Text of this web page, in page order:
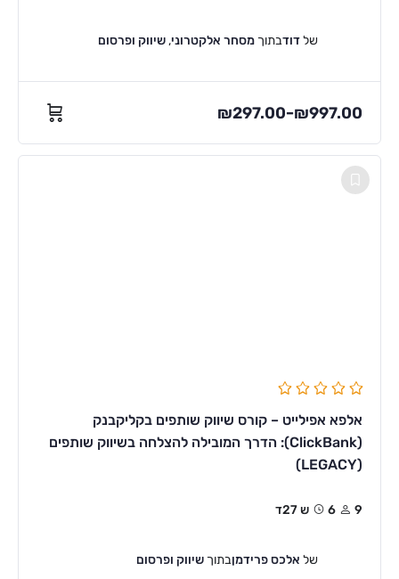
שלדודבתוך מסחר אלקטרוני, שיווק ופרסום
₪297.00–₪997.00
אלפא אפילייט – קורס שיווק שותפים בקליקבנק
(ClickBank): הדרך המובילה להצלחה בשיווק שותפים
(LEGACY)
9 6ש 27ד
של אלכס פרידמןבתוך שיווק ופרסום